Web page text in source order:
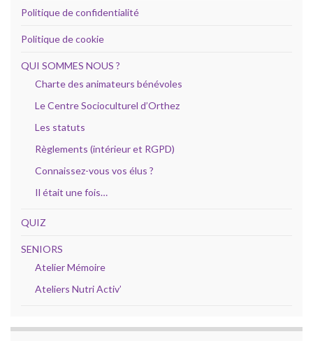
Politique de confidentialité
Politique de cookie
QUI SOMMES NOUS ?
Charte des animateurs bénévoles
Le Centre Socioculturel d’Orthez
Les statuts
Règlements (intérieur et RGPD)
Connaissez-vous vos élus ?
Il était une fois…
QUIZ
SENIORS
Atelier Mémoire
Ateliers Nutri Activ’